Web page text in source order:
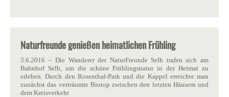
Naturfreunde genießen heimatlichen Frühling
5.6.2016 – Die Wanderer der NaturFreunde Selb trafen sich am
Bahnhof Selb, um die schöne Frühlingsnatur in der Heimat zu
erleben. Durch den Rosenthal-Park und die Kappel erreichte man
zunächst das verträumte Biotop zwischen den letzten Häusern und
dem Kreisverkehr